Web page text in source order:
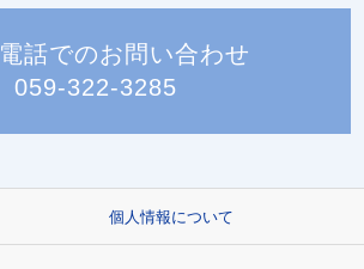
電話でのお問い合わせ
059-322-3285
個人情報について